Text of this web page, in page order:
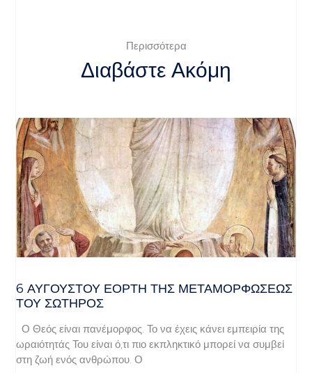
Περισσότερα
Διαβάστε Ακόμη
6 ΑΥΓΟΥΣΤΟΥ ΕΟΡΤΗ ΤΗΣ ΜΕΤΑΜΟΡΦΩΣΕΩΣ
ΤΟΥ ΣΩΤΗΡΟΣ
Ο Θεός είναι πανέμορφος. Το να έχεις κάνει εμπειρία της
ωραιότητάς Του είναι ό,τι πιο εκπληκτικό μπορεί να συμβεί
στη ζωή ενός ανθρώπου. Ο